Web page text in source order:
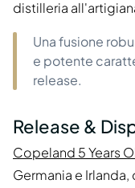
distilleria
Una fusione
e potente
release.
Release &
Copeland 5 Years
Germania e